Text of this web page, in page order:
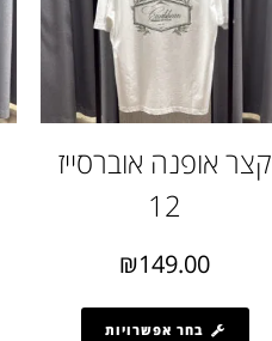
קצר אופנה אוברסייז
12
₪149.00
בחר אפשרויות